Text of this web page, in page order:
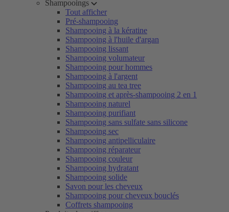
Shampooings
Tout afficher
Pré-shampooing
Shampooing à la kératine
Shampooing à l'huile d'argan
Shampooing lissant
Shampooing volumateur
Shampooing pour hommes
Shampooing à l'argent
Shampooing au tea tree
Shampooing et après-shampooing 2 en 1
Shampooing naturel
Shampooing purifiant
Shampooing sans sulfate sans silicone
Shampooing sec
Shampooing antipelliculaire
Shampooing réparateur
Shampooing couleur
Shampooing hydratant
Shampooing solide
Savon pour les cheveux
Shampooing pour cheveux bouclés
Coffrets shampooing